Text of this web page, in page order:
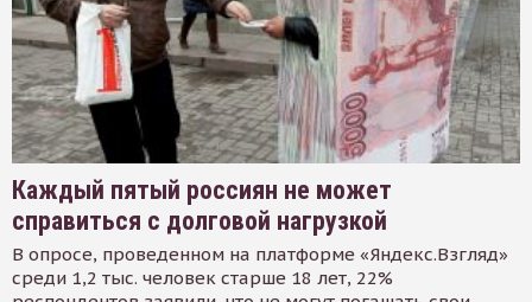
Каждый пятый россиян не может
справиться с долговой нагрузкой
В опросе, проведенном на платформе «Яндекс.Взгляд»
среди 1,2 тыс. человек старше 18 лет, 22%